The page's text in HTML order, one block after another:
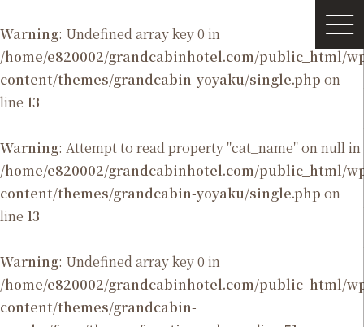
Warning: Undefined array key 0 in
/home/e820002/grandcabinhotel.com/public_html/
content/themes/grandcabin-yoyaku/single.php on
line 13
Warning: Attempt to read property "cat_name" on null in
/home/e820002/grandcabinhotel.com/public_html/
content/themes/grandcabin-yoyaku/single.php on
line 13
Warning: Undefined array key 0 in
/home/e820002/grandcabinhotel.com/public_html/
content/themes/grandcabin-